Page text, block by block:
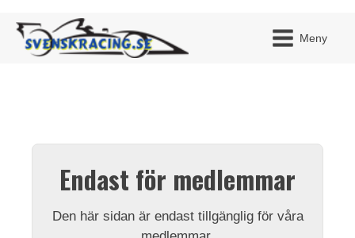
Meny
Endast för medlemmar
Den här sidan är endast tillgänglig för våra